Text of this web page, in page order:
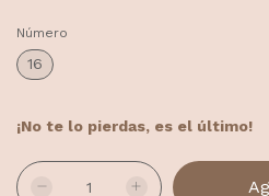
Número
16
¡No te lo pierdas, es el último!